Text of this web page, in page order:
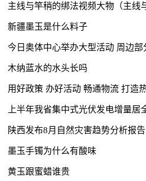
主线与竿稍的绑法视频大物（主线
新疆墨玉是什么料子
今日奥体中心举办大型活动 周边
木纳蓝水的水头长吗
上半年我省集中式光伏发电增量居
陕西发布8月自然灾害趋势分析报告
墨玉手镯为什么有酸味
黄玉跟蜜蜡谁贵